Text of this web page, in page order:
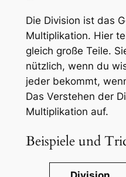
Die Division ist das
Multiplikation. Hier
gleich große Teile.
nützlich, wenn du
jeder bekommt,
Das Verstehen der
Multiplikation auf.
Beispiele und